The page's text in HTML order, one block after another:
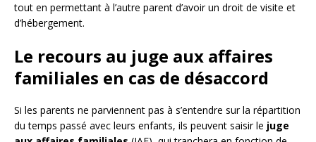
tout en permettant à l’autre parent d’avoir un droit de visite et
d’hébergement.
Le recours au juge aux affaires
familiales en cas de désaccord
Si les parents ne parviennent pas à s’entendre sur la répartition
du temps passé avec leurs enfants, ils peuvent saisir le juge